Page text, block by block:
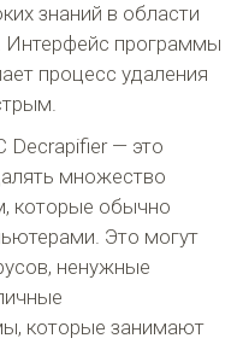
знаний в области
Интерфейс программы
процесс удаления
Decrapifier — это
множество
которые обычно
Это могут
ненужные
которые занимают